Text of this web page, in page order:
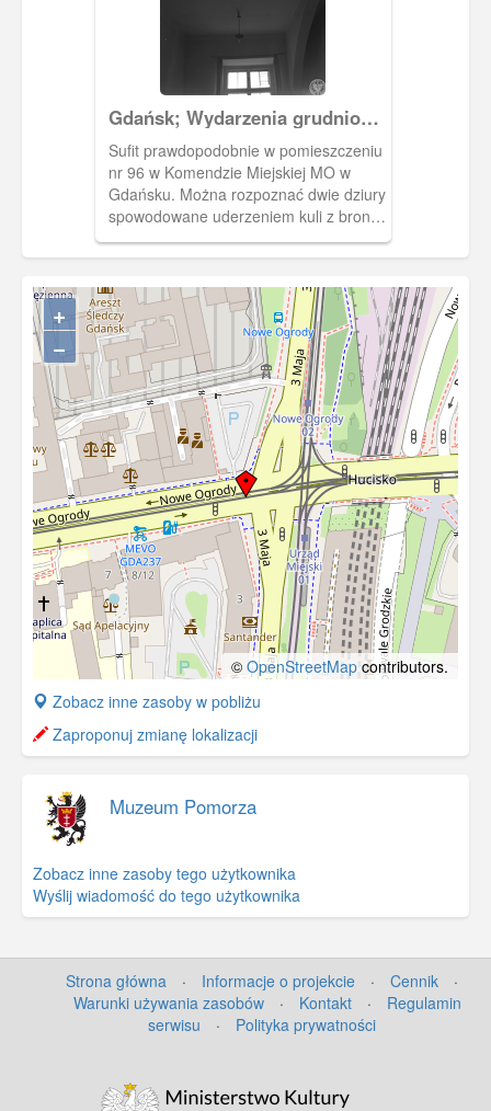
Gdańsk; Wydarzenia grudniowe
1970 r. na terenie miast
wybrzeża gdańskiego.
Sufit prawdopodobnie w pomieszczeniu
nr 96 w Komendzie Miejskiej MO w
Gdańsku. Można rozpoznać dwie dziury
spowodowane uderzeniem kuli z broni
palnej. Zdjęcie wykonane w związku z
zamieszkami podczas wydarzeń
zasób dostępny w zbiorach IPN,
sygnatura: IPNGd-12-2-2-229
+
−
© OpenStreetMap contributors.
+
−
Zobacz inne zasoby w pobliżu
Zaproponuj zmianę lokalizacji
Muzeum Pomorza
Zobacz inne zasoby tego użytkownika
Wyślij wiadomość do tego użytkownika
Strona główna · Informacje o projekcie · Cennik
·
Warunki używania zasobów
· Kontakt ·
Regulamin
serwisu
· Polityka prywatności